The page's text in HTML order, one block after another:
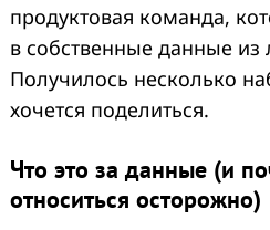
продуктовая команда,
в собственные данные из
Получилось несколько
хочется поделиться.
Что это за данные (и
относиться осторожно)